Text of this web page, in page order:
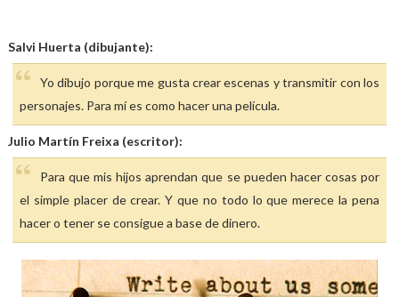
Salvi Huerta (dibujante):
Yo dibujo porque me gusta crear escenas y transmitir con los
personajes. Para mí es como hacer una película.
Julio Martín Freixa (escritor):
Para que mis hijos aprendan que se pueden hacer cosas por
el simple placer de crear. Y que no todo lo que merece la pena
hacer o tener se consigue a base de dinero.